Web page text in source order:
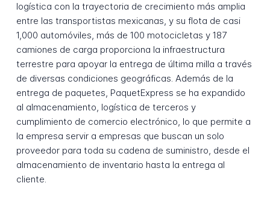
logística con la trayectoria de crecimiento más amplia
entre las transportistas mexicanas, y su flota de casi
1,000 automóviles, más de 100 motocicletas y 187
camiones de carga proporciona la infraestructura
terrestre para apoyar la entrega de última milla a través
de diversas condiciones geográficas. Además de la
entrega de paquetes, PaquetExpress se ha expandido
al almacenamiento, logística de terceros y
cumplimiento de comercio electrónico, lo que permite a
la empresa servir a empresas que buscan un solo
proveedor para toda su cadena de suministro, desde el
almacenamiento de inventario hasta la entrega al
cliente.